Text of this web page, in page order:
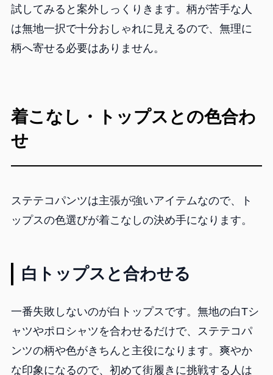
試してみると案外しっくりきます。柄が苦手な人
は無地一択で十分おしゃれに見えるので、無理に
柄へ寄せる必要はありません。
着こなし・トップスとの色合わ
せ
ステテコパンツは主張が強いアイテムなので、ト
ップスの色選びが着こなしの決め手になります。
白トップスと合わせる
一番失敗しないのが白トップスです。無地の白Tシ
ャツやポロシャツを合わせるだけで、ステテコパ
ンツの柄や色がきちんと主役になります。爽やか
な印象になるので、初めて街履きに挑戦する人は